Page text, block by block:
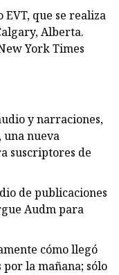
que se realiza
Alberta.
York Times
y narraciones,
una nueva
suscriptores de
de publicaciones
Audm para
cómo llegó
la mañana; sólo